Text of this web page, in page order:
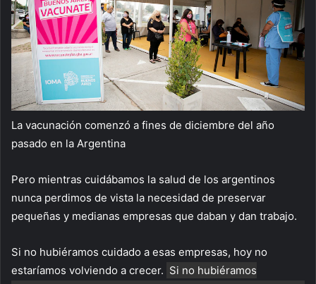
La vacunación comenzó a fines de diciembre del año
pasado en la Argentina
Pero mientras cuidábamos la salud de los argentinos
nunca perdimos de vista la necesidad de preservar
pequeñas y medianas empresas que daban y dan trabajo.
Si no hubiéramos cuidado a esas empresas, hoy no
estaríamos volviendo a crecer. Si no hubiéramos